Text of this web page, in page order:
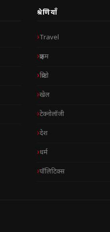
श्रेणियाँ
Travel
क्राइम
क्रिप्टो
खेल
टेक्नोलॉजी
देश
धर्म
पॉलिटिक्स